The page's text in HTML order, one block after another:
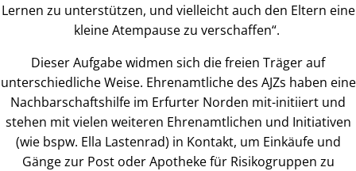
Lernen zu unterstützen, und vielleicht auch den Eltern eine
kleine Atempause zu verschaffen“.
Dieser Aufgabe widmen sich die freien Träger auf
unterschiedliche Weise. Ehrenamtliche des AJZs haben eine
Nachbarschaftshilfe im Erfurter Norden mit-initiiert und
stehen mit vielen weiteren Ehrenamtlichen und Initiativen
(wie bspw. Ella Lastenrad) in Kontakt, um Einkäufe und
Gänge zur Post oder Apotheke für Risikogruppen zu